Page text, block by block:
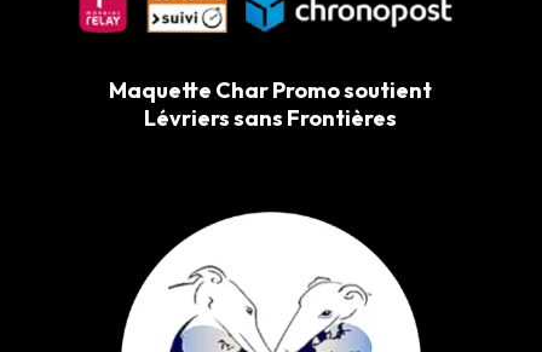
Maquette Char Promo soutient
Lévriers sans Frontières